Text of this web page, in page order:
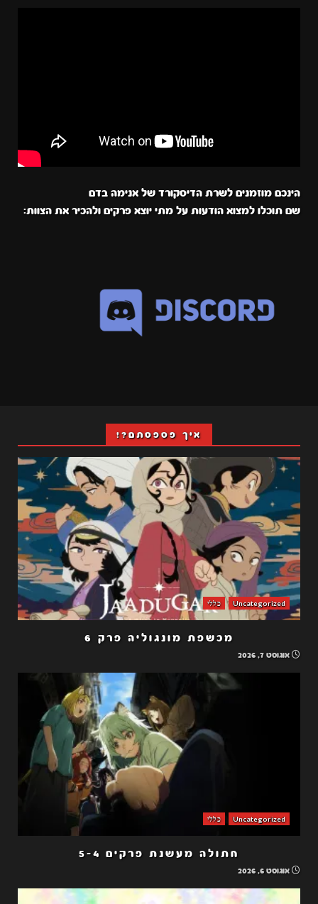
הינכם מוזמנים לשרת הדיסקורד של אנימה בדם
שם תוכלו למצוא הודעות על מתי יוצא פרקים ולהכיר את הצוות:
איך פספסתם?!
Uncategorized כללי
מכשפת מונגוליה פרק 6
אוגוסט 7, 2026
Uncategorized כללי
חתולה מעשנת פרקים 5-4
אוגוסט 6, 2026